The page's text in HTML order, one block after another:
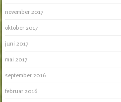
november 2017
oktober 2017
juni 2017
mai 2017
september 2016
februar 2016